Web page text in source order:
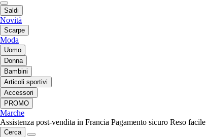
Saldi
Novità
Scarpe
Moda
Uomo
Donna
Bambini
Articoli sportivi
Accessori
PROMO
Marche
Assistenza post-vendita in Francia Pagamento sicuro Reso facile
Cerca